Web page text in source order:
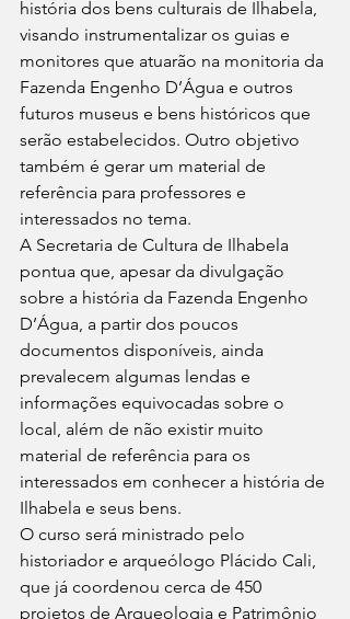
história dos bens culturais de Ilhabela,
visando instrumentalizar os guias e
monitores que atuarão na monitoria da
Fazenda Engenho D’Água e outros
futuros museus e bens históricos que
serão estabelecidos. Outro objetivo
também é gerar um material de
referência para professores e
interessados no tema.
A Secretaria de Cultura de Ilhabela
pontua que, apesar da divulgação
sobre a história da Fazenda Engenho
D’Água, a partir dos poucos
documentos disponíveis, ainda
prevalecem algumas lendas e
informações equivocadas sobre o
local, além de não existir muito
material de referência para os
interessados em conhecer a história de
Ilhabela e seus bens.
O curso será ministrado pelo
historiador e arqueólogo Plácido Cali,
que já coordenou cerca de 450
projetos de Arqueologia e Patrimônio